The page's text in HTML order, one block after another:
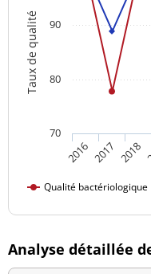
Taux de qualité
Qualité bactériologique
2016 2017 2018
70
80
90
Analyse détaillée